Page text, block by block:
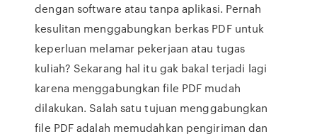
dengan software atau tanpa aplikasi. Pernah
kesulitan menggabungkan berkas PDF untuk
keperluan melamar pekerjaan atau tugas
kuliah? Sekarang hal itu gak bakal terjadi lagi
karena menggabungkan file PDF mudah
dilakukan. Salah satu tujuan menggabungkan
file PDF adalah memudahkan pengiriman dan